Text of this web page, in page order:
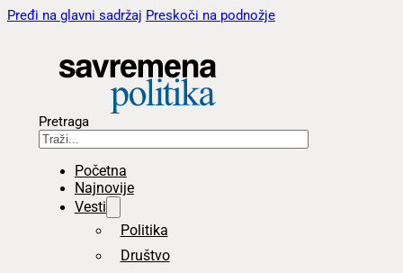
Pređi na glavni sadržaj Preskoči na podnožje
Pretraga
Početna
Najnovije
Vesti
Politika
Društvo